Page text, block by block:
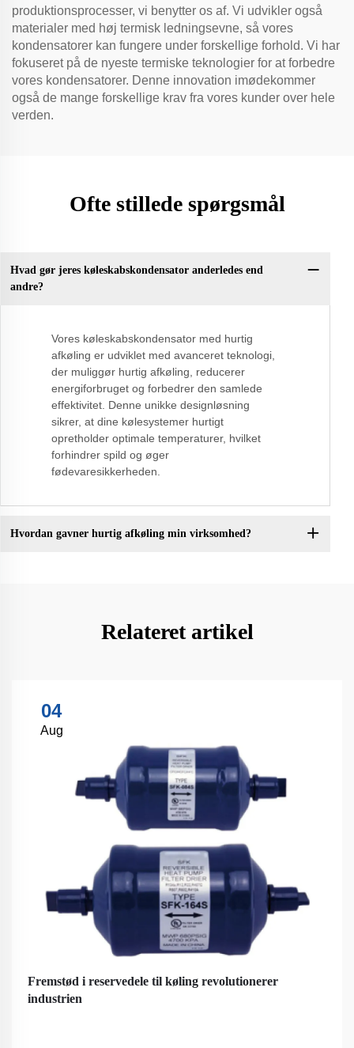
produktionsprocesser, vi benytter os af. Vi udvikler også
materialer med høj termisk ledningsevne, så vores
kondensatorer kan fungere under forskellige forhold. Vi har
fokuseret på de nyeste termiske teknologier for at forbedre
vores kondensatorer. Denne innovation imødekommer
også de mange forskellige krav fra vores kunder over hele
verden.
Ofte stillede spørgsmål
Hvad gør jeres køleskabskondensator anderledes end
andre?
Vores køleskabskondensator med hurtig
afkøling er udviklet med avanceret teknologi,
der muliggør hurtig afkøling, reducerer
energiforbruget og forbedrer den samlede
effektivitet. Denne unikke designløsning
sikrer, at dine kølesystemer hurtigt
opretholder optimale temperaturer, hvilket
forhindrer spild og øger
fødevaresikkerheden.
Hvordan gavner hurtig afkøling min virksomhed?
Relateret artikel
04
Aug
Fremstød i reservedele til køling revolutionerer
industrien